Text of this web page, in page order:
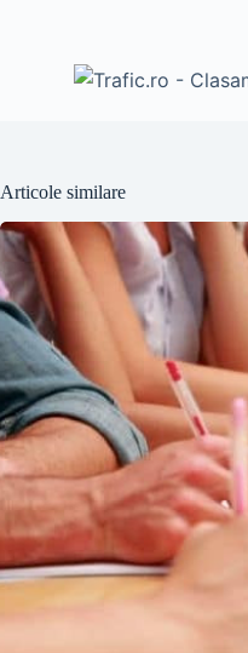
Articole similare